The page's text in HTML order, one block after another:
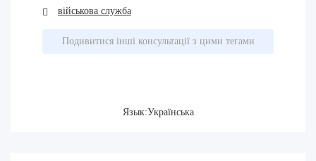
військова служба
Подивитися інші консультації з цими тегами
Язык:Українська